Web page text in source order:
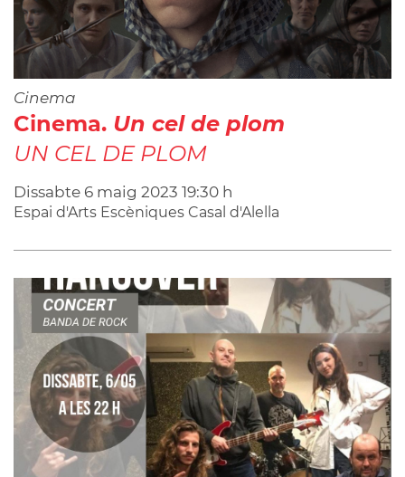
Cinema
Cinema. Un cel de plom
UN CEL DE PLOM
Dissabte 6 maig 2023 19:30 h
Espai d'Arts Escèniques Casal d'Alella